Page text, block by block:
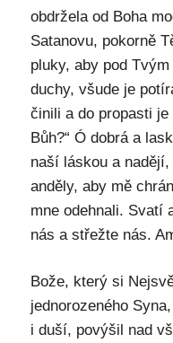
obdržela od Boha
Satanovu, pokorně
pluky, aby pod
duchy, všude je
činili a do propasti je
Bůh?“ Ó dobrá a
naší láskou a
anděly, aby mě
mne odehnali. Svatí
nás a střežte nás.
Bože, který si
jednorozeného
i duší, povýšil nad